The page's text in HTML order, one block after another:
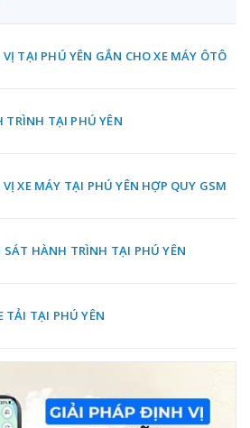
TẠI PHÚ YÊN GẮN CHO XE MÁY ÔTÔ
TRÌNH TẠI PHÚ YÊN
XE MÁY TẠI PHÚ YÊN HỢP QUY GSM
HÀNH TRÌNH TẠI PHÚ YÊN
TẢI TẠI PHÚ YÊN